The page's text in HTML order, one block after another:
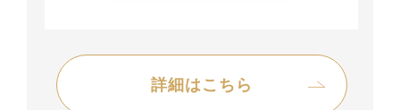
詳細はこちら